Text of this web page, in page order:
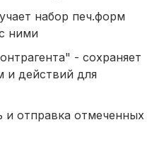
набор печ.форм
ними
- сохраняет
и действий для
и отправка отмеченных